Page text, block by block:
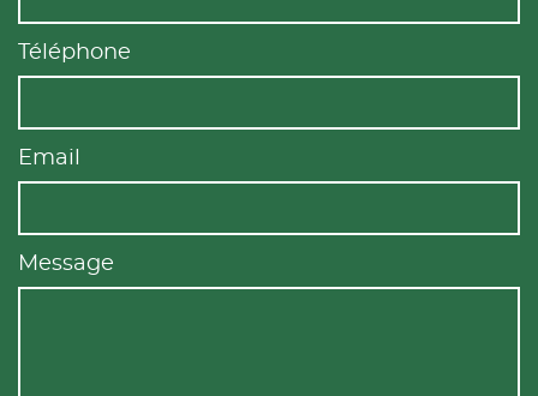
Téléphone
Email
Message